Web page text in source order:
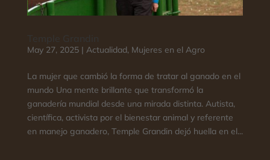
May 27, 2025| Actualidad, Mujeres en el Agro
La mujer que cambió la forma de tratar al ganado en el
mundo Una mente brillante que transformó la
ganadería mundial desde una mirada distinta. Autista,
científica, activista por el bienestar animal y referente
en manejo ganadero, Temple Grandin dejó huella en el...